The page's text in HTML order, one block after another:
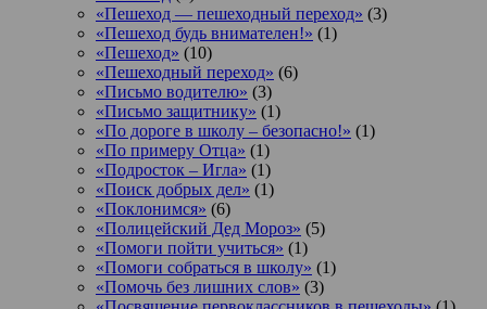
«Пешеход — пешеходный переход» (3)
«Пешеход будь внимателен!» (1)
«Пешеход» (10)
«Пешеходный переход» (6)
«Письмо водителю» (3)
«Письмо защитнику» (1)
«По дороге в школу – безопасно!» (1)
«По примеру Отца» (1)
«Подросток ‒ Игла» (1)
«Поиск добрых дел» (1)
«Поклонимся» (6)
«Полицейский Дед Мороз» (5)
«Помоги пойти учиться» (1)
«Помоги собраться в школу» (1)
«Помочь без лишних слов» (3)